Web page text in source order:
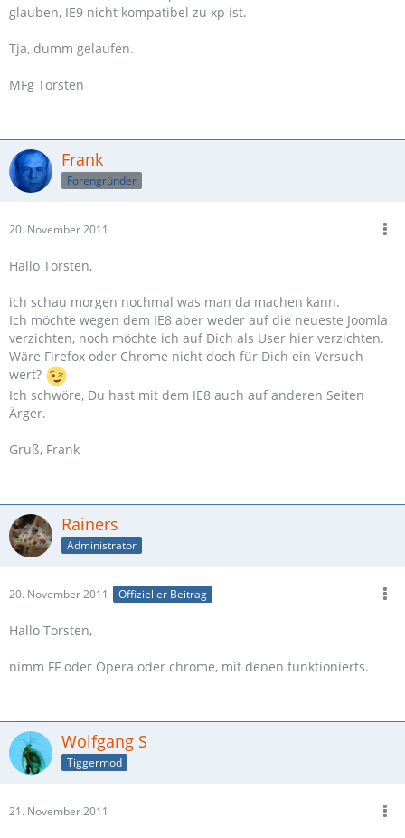
glauben, IE9 nicht kompatibel zu xp ist.
Tja, dumm gelaufen.
MFg Torsten
Frank
Forengründer
20. November 2011
Hallo Torsten,
ich schau morgen nochmal was man da machen kann.
Ich möchte wegen dem IE8 aber weder auf die neueste Joomla
verzichten, noch möchte ich auf Dich als User hier verzichten.
Wäre Firefox oder Chrome nicht doch für Dich ein Versuch
wert?
Ich schwöre, Du hast mit dem IE8 auch auf anderen Seiten
Ärger.
Gruß, Frank
Rainers
Administrator
20. November 2011 Offizieller Beitrag
Hallo Torsten,
nimm FF oder Opera oder chrome, mit denen funktionierts.
Wolfgang S
Tiggermod
21. November 2011